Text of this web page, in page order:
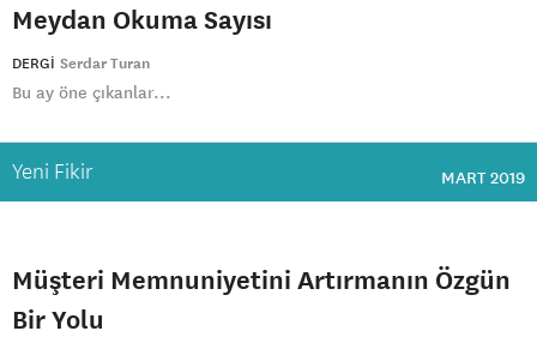
Meydan Okuma Sayısı
DERGI Serdar Turan
Bu ay öne çıkanlar...
Yeni Fikir MART 2019
Müşteri Memnuniyetini Artırmanın Özgün
Bir Yolu